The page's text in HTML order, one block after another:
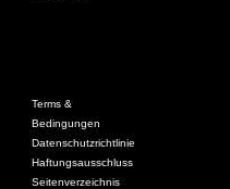
Terms &
Bedingungen
Datenschutzrichtlinie
Haftungsausschluss
Seitenverzeichnis